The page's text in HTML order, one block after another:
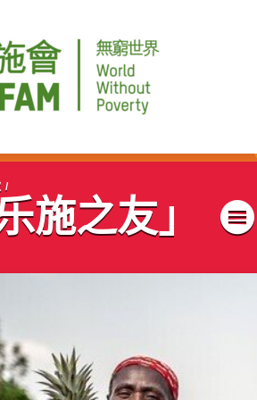
施之友」